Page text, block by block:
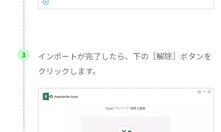
インポートが完了したら、下の［解除］ボタンを
クリックします。